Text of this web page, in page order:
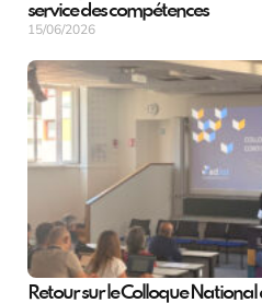
service des compétences
15/06/2026
Retour sur le Colloque